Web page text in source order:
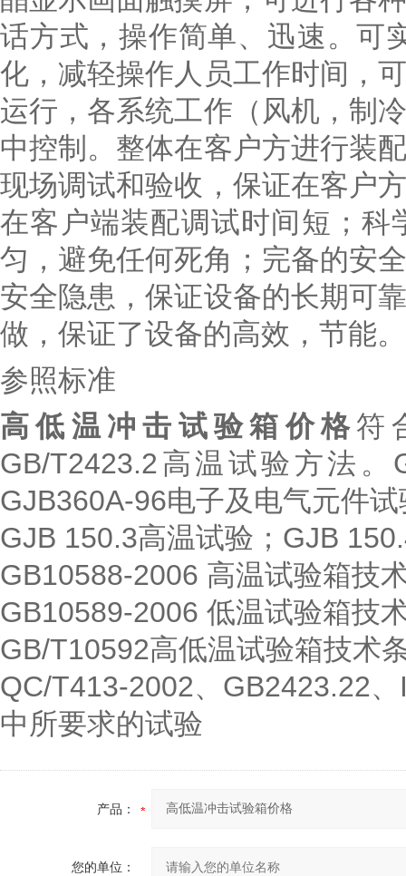
话方式，操作简单、迅速。可
化，减轻操作人员工作时间，
运行，各系统工作（风机，制
中控制。整体在客户方进行装
现场调试和验收，保证在客户
在客户端装配调试时间短；
匀，避免任何死角；完备的安
安全隐患，保证设备的长期可
做，保证了设备的高效，节能。
参照标准
高低温冲击试验箱价格符
GB/T2423.2高温试验方法
GJB360A-96电子及电气元件
GJB 150.3高温试验；GJB
GB10588-2006 高温试验箱技
GB10589-2006 低温试验箱技
GB/T10592高低温试验箱技术
QC/T413-2002、GB2423.22
中所要求的试验
产品：
您的单位：